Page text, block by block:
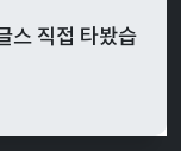
스 직접 타봤습